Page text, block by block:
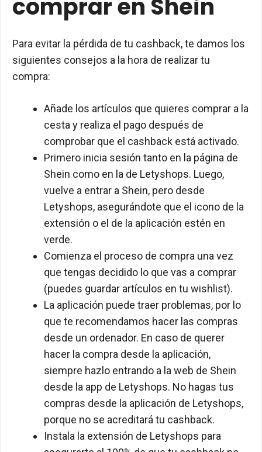
comprar en Shein
Para evitar la pérdida de tu cashback, te damos los
siguientes consejos a la hora de realizar tu
compra:
Añade los artículos que quieres comprar a la
cesta y realiza el pago después de
comprobar que el cashback está activado.
Primero inicia sesión tanto en la página de
Shein como en la de Letyshops. Luego,
vuelve a entrar a Shein, pero desde
Letyshops, asegurándote que el icono de la
extensión o el de la aplicación estén en
verde.
Comienza el proceso de compra una vez
que tengas decidido lo que vas a comprar
(puedes guardar artículos en tu wishlist).
La aplicación puede traer problemas, por lo
que te recomendamos hacer las compras
desde un ordenador. En caso de querer
hacer la compra desde la aplicación,
siempre hazlo entrando a la web de Shein
desde la app de Letyshops. No hagas tus
compras desde la aplicación de Letyshops,
porque no se acreditará tu cashback.
Instala la extensión de Letyshops para